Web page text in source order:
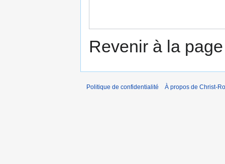
Revenir à la
Politique de confidentialité À propos de Christ-